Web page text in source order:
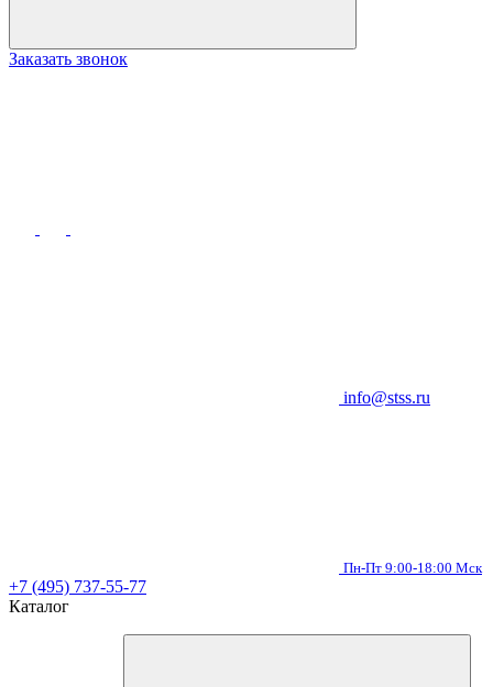
Заказать звонок
info@stss.ru
Пн-Пт 9:00-18:00 Мск
+7 (495) 737-55-77
Каталог